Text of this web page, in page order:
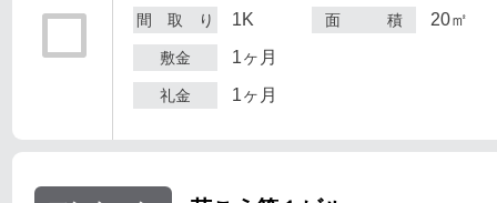
間 取 り 1K 面 積 20㎡
敷金 1ヶ月
礼金 1ヶ月